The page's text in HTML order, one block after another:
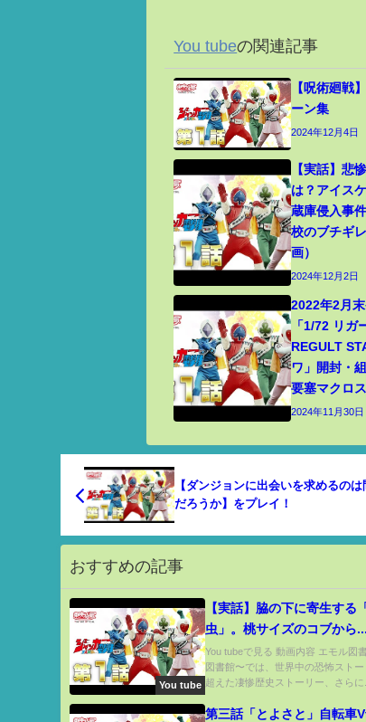
You tubeの関連記事
【呪術廻戦
ーン集
2024年12月4日
【実話】悲
は？アイス
蔵庫侵入事
校のブチギ
画）
2024年12月2日
2022年2月
「1/72 リガ
REGULT
ワ」開封・
要塞マクロス
2024年11月30日
【ダンジョンに出会いを求めるの
だろうか】をプレイ！
おすすめの記事
You tube
【実話】脇の下に寄生する
虫」。桃サイズのコブから
出。
You tubeで見る 動画内容 エモル図
図書館〜では、世界中の恐怖スト
超えた凄惨歴史ストーリー、さらに
第三話「とよさと」自転車